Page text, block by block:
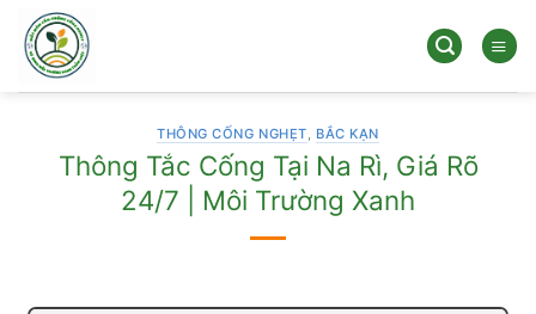
qua
dung
THÔNG CỐNG NGHẸT, BẮC KẠN
Thông Tắc Cống Tại Na Rì, Giá Rõ
24/7 | Môi Trường Xanh